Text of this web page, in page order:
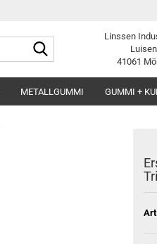
Linssen
41061
METALLGUMMI GUMMI +